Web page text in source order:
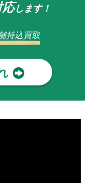
します！
持込買取